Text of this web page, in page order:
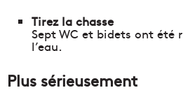
Tirez la chasse
Sept WC et bidets ont été
l’eau.
Plus sérieusement